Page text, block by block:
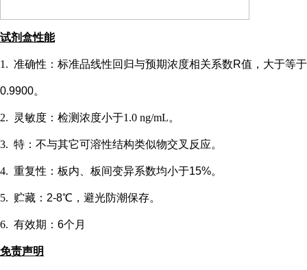
试剂盒性能
1. 准确性：标准品线性回归与预期浓度相关系数R值，大于等于
0.9900。
2. 灵敏度：检测浓度小于1.0 ng/mL。
3. 特：不与其它可溶性结构类似物交叉反应。
4. 重复性：板内、板间变异系数均小于15%。
5. 贮藏： 2-8℃，避光防潮保存。
6. 有效期： 6个月
免责声明